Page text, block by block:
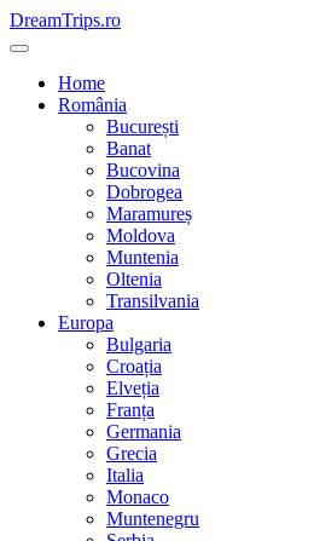
Skip
to
DreamTrips.ro
Home
România
București
Banat
Bucovina
Dobrogea
Maramureș
Moldova
Muntenia
Oltenia
Transilvania
Europa
Bulgaria
Croația
Elveția
Franța
Germania
Grecia
Italia
Monaco
Muntenegru